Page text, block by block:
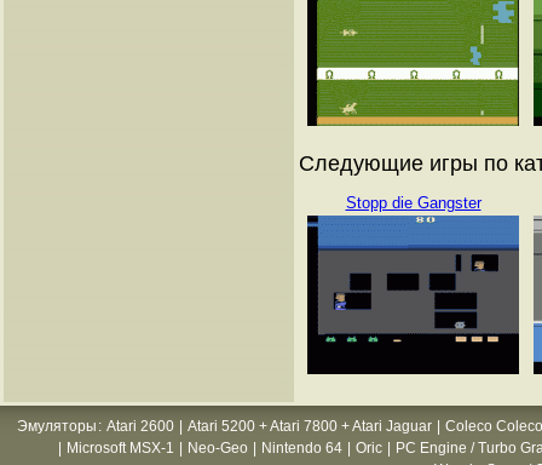
Следующие игры по
Stopp die Gangster
Эмуляторы : Atari 2600 Atari 5200 + Atari 7800 + Atari Jaguar
Coleco
Microsoft MSX-1 Neo-Geo Nintendo 64 Oric
PC Engine / Turbo